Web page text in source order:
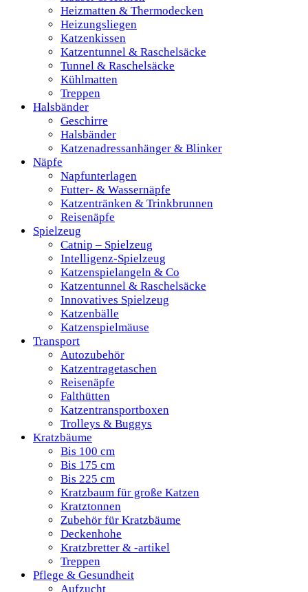
Heizmatten & Thermodecken
Heizungsliegen
Katzenkissen
Katzentunnel & Raschelsäcke
Tunnel & Raschelsäcke
Kühlmatten
Treppen
Halsbänder
Geschirre
Halsbänder
Katzenadressanhänger & Blinker
Näpfe
Napfunterlagen
Futter- & Wassernäpfe
Katzentränken & Trinkbrunnen
Reisenäpfe
Spielzeug
Catnip – Spielzeug
Intelligenz-Spielzeug
Katzenspielangeln & Co
Katzentunnel & Raschelsäcke
Innovatives Spielzeug
Katzenbälle
Katzenspielmäuse
Transport
Autozubehör
Katzentragetaschen
Reisenäpfe
Falthütten
Katzentransportboxen
Trolleys & Buggys
Kratzbäume
Bis 100 cm
Bis 175 cm
Bis 225 cm
Kratzbaum für große Katzen
Kratztonnen
Zubehör für Kratzbäume
Deckenhohe
Kratzbretter & -artikel
Treppen
Pflege & Gesundheit
Aufzucht